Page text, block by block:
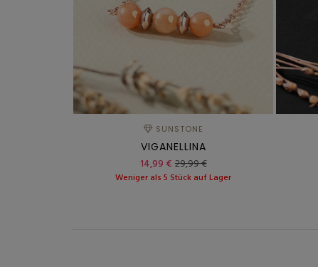
SUNSTONE
VIGANELLINA
14,99 €29,99 €
Weniger als 5 Stück auf Lager